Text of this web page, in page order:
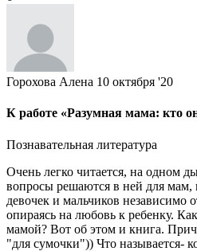
Горохова Алена 10 октября '20
К работе «Разумная мама: кто
Познавательная литература
Очень легко читается, на одном
вопросы решаются в ней для мам,
девочек и мальчиков независимо
опираясь на любовь к ребенку.
мамой? Вот об этом и книга.
"для сумочки")) Что называется-